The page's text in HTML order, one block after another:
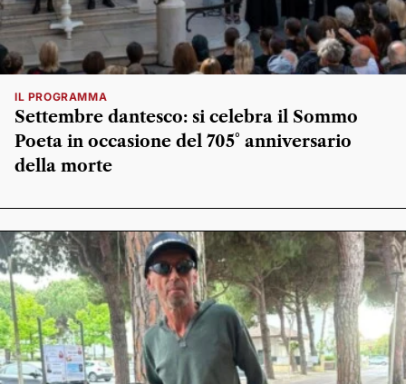
IL PROGRAMMA
Settembre dantesco: si celebra il Sommo
Poeta in occasione del 705° anniversario
della morte